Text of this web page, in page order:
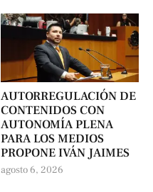
AUTORREGULACIÓN DE
CONTENIDOS CON
AUTONOMÍA PLENA
PARA LOS MEDIOS
PROPONE IVÁN JAIMES
agosto 6, 2026